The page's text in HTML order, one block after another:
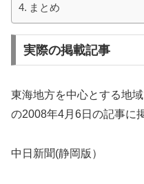
まとめ
実際の掲載記事
東海地方を中心とする地
の2008年4月6日の記事に
中日新聞(静岡版）